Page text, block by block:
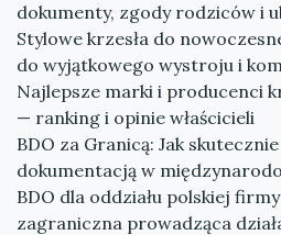
dokumenty, zgody rodziców i
Stylowe krzesła do
do wyjątkowego wystroju i
Najlepsze marki i producenci
— ranking i opinie właścicieli
BDO za Granicą: Jak
dokumentacją w
BDO dla oddziału polskiej
zagraniczna prowadząca